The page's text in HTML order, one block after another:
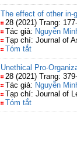
The effect of other in-
28 (2021) Trang:
Tác giả: Nguyễn
Tạp chí: Journal of
Tóm tắt
Unethical Pro-
28 (2021) Trang:
Tác giả: Nguyễn
Tạp chí: Journal of
Tóm tắt